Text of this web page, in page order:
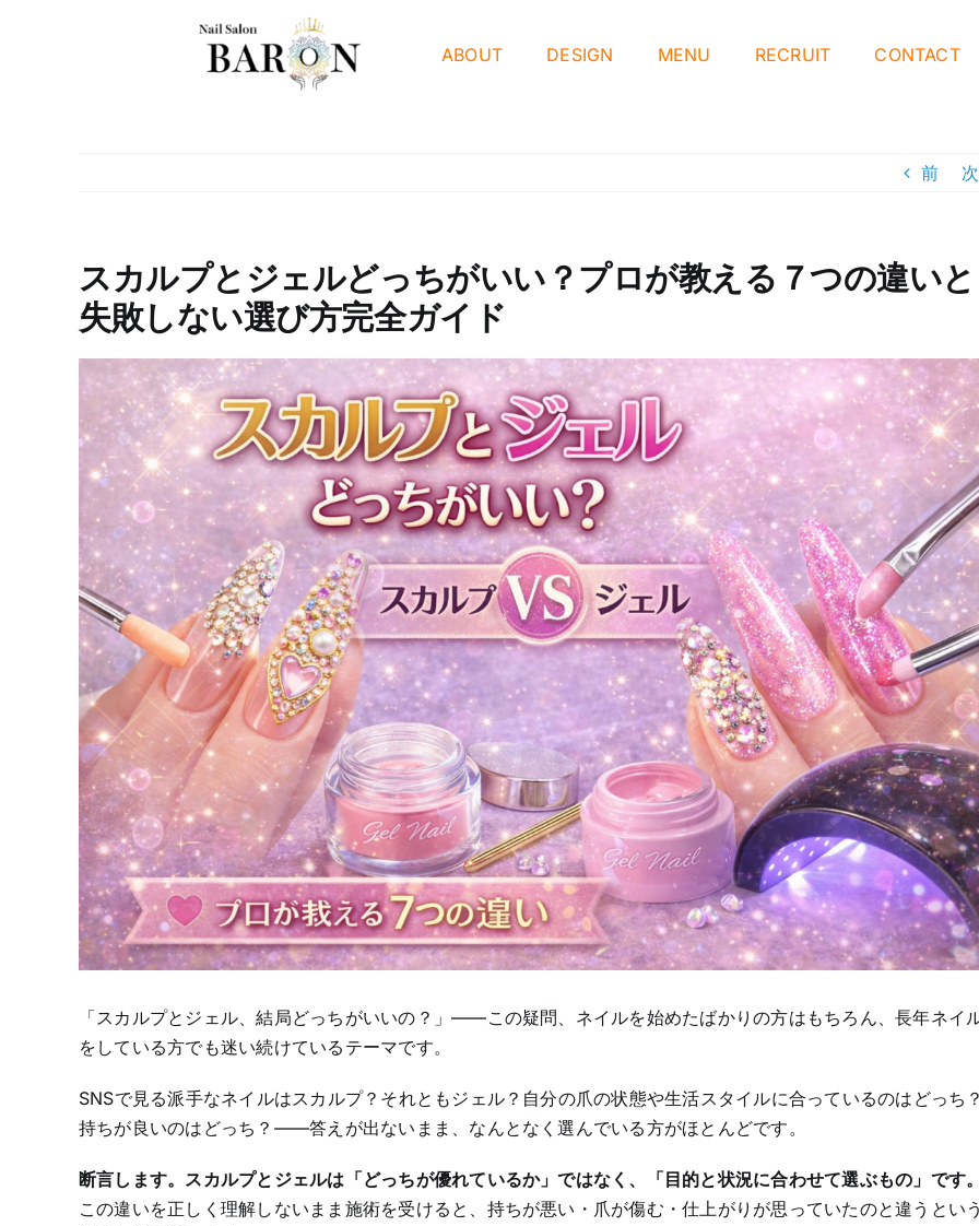
ABOUT DESIGN MENU RECRUIT CONTACT
前 次
スカルプとジェルどっちがいい？プロが教える７つの違いと
失敗しない選び方完全ガイド
View
Larger
Image
「スカルプとジェル、結局どっちがいいの？」——この疑問、ネイルを始めたばかりの方はもちろん、長年ネイ
をしている方でも迷い続けているテーマです。
SNSで見る派手なネイルはスカルプ？それともジェル？自分の爪の状態や生活スタイルに合っているのはどっち？
持ちが良いのはどっち？——答えが出ないまま、なんとなく選んでいる方がほとんどです。
断言します。スカルプとジェルは「どっちが優れているか」ではなく、「目的と状況に合わせて選ぶもの」です。
この違いを正しく理解しないまま施術を受けると、持ちが悪い・爪が傷む・仕上がりが思っていたのと違うという